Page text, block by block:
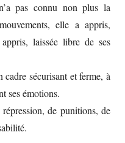
pas connu non plus la
elle a appris,
laissée libre de ses
sécurisant et ferme, à
ses émotions.
de punitions, de